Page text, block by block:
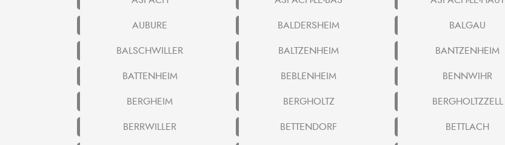
AUBURE
BALDERSHEIM BALGAU
BALSCHWILLER
BALTZENHEIM BANTZENHEIM
BATTENHEIM
BEBLENHEIM BENNWIHR
BERGHEIM
BERGHOLTZ BERGHOLTZZELL
BERRWILLER
BETTENDORF BETTLACH